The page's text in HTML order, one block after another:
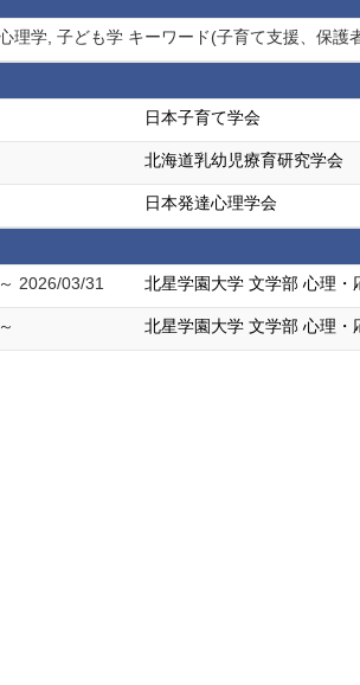
理学, 子ども学 キーワード(子育て支援、保護
日本子育て学会
北海道乳幼児療育研究学会
日本発達心理学会
2026/03/31 北星学園大学 文学部 心理
北星学園大学 文学部 心理